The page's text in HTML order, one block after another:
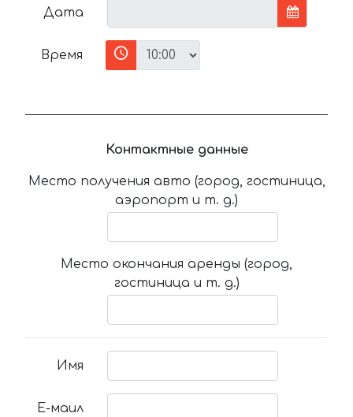
Дата
Время
Контактные данные
Место получения авто (город, гостиница,
аэропорт и т. д.)
Место окончания аренды (город,
гостиница и т. д.)
Имя
Е-маил